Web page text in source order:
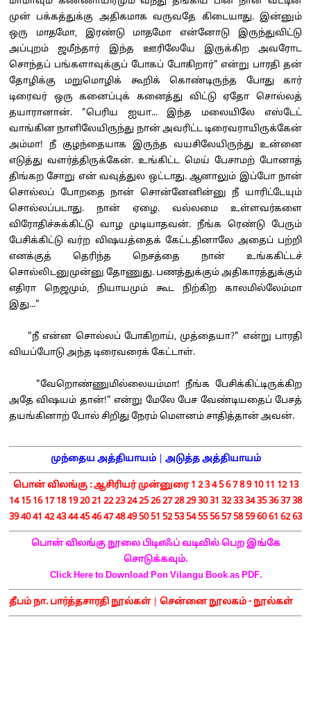
முன் பக்கத்துக்கு அதிகமாக வருவதே கிடையாது. இன்னும்
ஒரு மாதமோ, இரண்டு மாதமோ என்னோடு இருந்துவிட்டு
அப்புறம் ஜமீந்தார் இந்த ஊரிலேயே இருக்கிற அவரோட
சொந்தப் பங்களாவுக்குப் போகப் போகிறார்" என்று பாரதி தன்
தோழிக்கு மறுமொழிக் கூறிக் கொண்டிருந்த போது கார்
டிரைவர் ஒரு கனைப்புக் கனைத்து விட்டு ஏதோ சொல்லத்
தயாரானான். "பெரிய ஐயா... இந்த மலையிலே எஸ்டேட்
வாங்கின நாளிலேயிருந்து நான் அவரிட்ட டிரைவராயிருக்கேன்
அம்மா! நீ குழந்தையாக இருந்த வயசிலேயிருந்து உன்னை
எடுத்து வளர்த்திருக்கேன். உங்கிட்ட மெய் பேசாமற் போனாத்
திங்கற சோறு என் வவுத்துல ஒட்டாது. ஆனாலும் இப்போ நான்
சொல்லப் போறதை நான் சொன்னேனின்னு நீ யாரிட்டேயும்
சொல்லப்படாது. நான் ஏழை. வல்லமை உள்ளவர்களை
விரோதிச்சுக்கிட்டு வாழ முடியாதவன். நீங்க ரெண்டு பேரும்
பேசிக்கிட்டு வர்ற விஷயத்தைக் கேட்டதினாலே அதைப் பற்றி
எனக்குத் தெரிந்த நெசத்தை நான் உங்ககிட்டச்
சொல்லிடனுமுன்னு தோணுது. பணத்துக்கும் அதிகாரத்துக்கும்
எதிரா நெஜமும், நியாயமும் கூட நிற்கிற காலமில்லேம்மா
இது..."
"நீ என்ன சொல்லப் போகிறாய், முத்தையா?" என்று பாரதி
வியப்போடு அந்த டிரைவரைக் கேட்டாள்.
"வேறொண்ணுமில்லையம்மா! நீங்க பேசிக்கிட்டிருக்கிற
அதே விஷயம் தான்!" என்று மேலே பேச வேண்டியதைப் பேசத்
தயங்கினாற் போல் சிறிது நேரம் மௌனம் சாதித்தான் அவன்.
முந்தைய அத்தியாயம்| அடுத்த அத்தியாயம்
பொன் விலங்கு :ஆசிரியர் முன்னுரை1 234567891011 1213
1415161718192021 22232425262728293031 32333435363738
394041 42434445464748495051 52535455565758596061 6263
பொன் விலங்கு நூலை பிடிஎஃப் வடிவில் பெற இங்கே
சொடுக்கவும்.
Click Here to Download Pon Vilangu Book as PDF.
தீபம் நா. பார்த்தசாரதி நூல்கள்| சென்னை நூலகம் - நூல்கள்